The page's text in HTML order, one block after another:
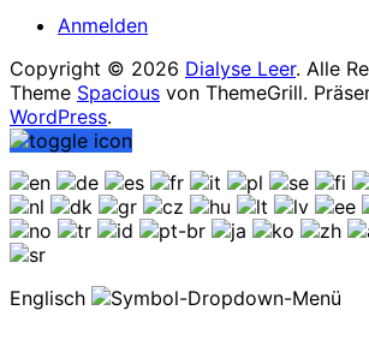
Anmelden
Copyright © 2026 Dialyse Leer. Alle
Theme Spacious von ThemeGrill.
WordPress.
Englisch